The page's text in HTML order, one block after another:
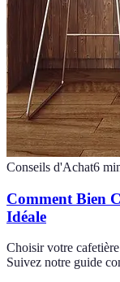
Conseils d'Achat6
Comment Bien
Idéale
Choisir votre
Suivez notre guide